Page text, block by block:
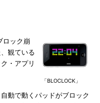
「BLOCLOCK」
ロック崩
観ている
・アプリ
動で動くパッドがブロック